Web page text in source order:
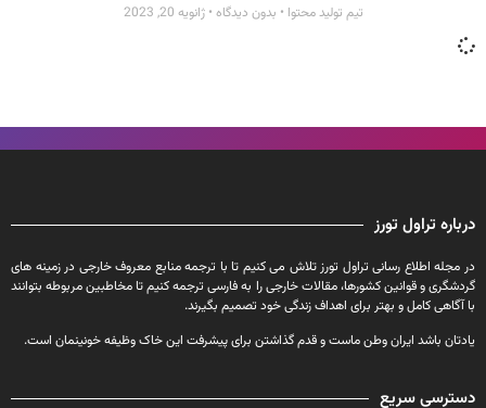
تیم تولید محتوا بدون دیدگاه ژانویه 20, 2023
درباره تراول تورز
در مجله اطلاع رسانی تراول تورز تلاش می کنیم تا با ترجمه منابع معروف خارجی در زمینه های
گردشگری و قوانین کشورها، مقالات خارجی را به فارسی ترجمه کنیم تا مخاطبین مربوطه بتوانند
با آگاهی کامل و بهتر برای اهداف زندگی خود تصمیم بگیرند.
یادتان باشد ایران وطن ماست و قدم گذاشتن برای پیشرفت این خاک وظیفه خونینمان است.
دسترسی سریع